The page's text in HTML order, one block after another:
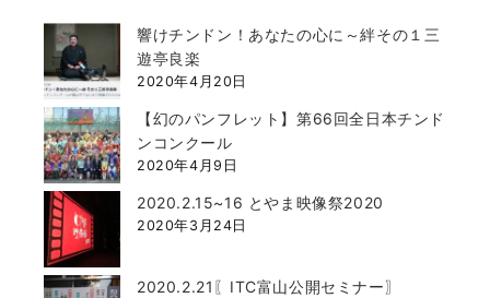
響けチンドン！あなたの心に～絆その１三
遊亭良楽
2020年4月20日
【幻のパンフレット】第66回全日本チンド
ンコンクール
2020年4月9日
2020.2.15~16 とやま映像祭2020
2020年3月24日
2020.2.21〖ITC富山公開セミナー〗